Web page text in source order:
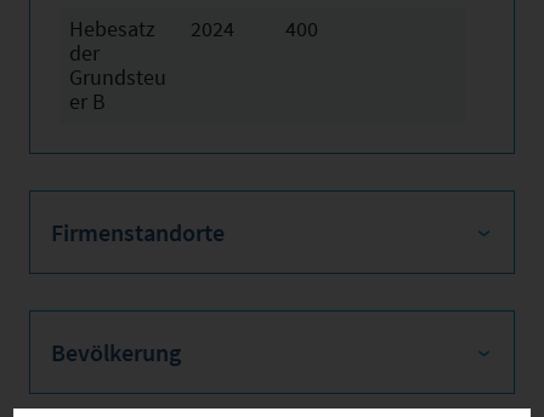
Hebesatz
der
Grundsteu
er B
2024 400
Firmenstandorte
Bevölkerung